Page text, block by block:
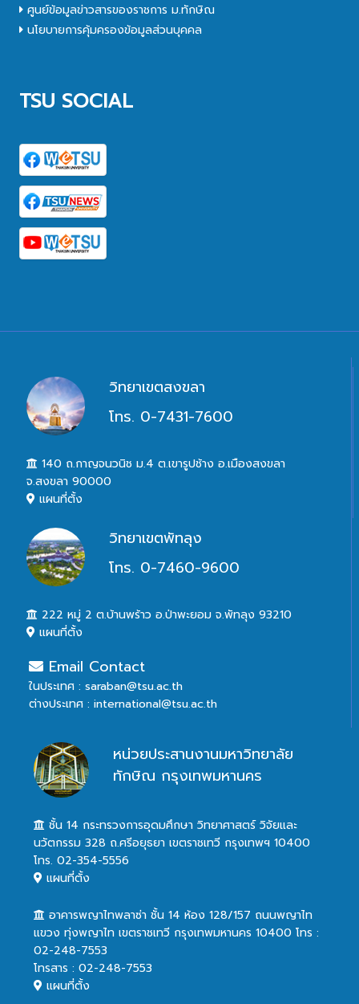
ศูนย์ข้อมูลข่าวสารของราชการ ม.ทักษิณ
นโยบายการคุ้มครองข้อมูลส่วนบุคคล
TSU SOCIAL
วิทยาเขตสงขลา
โทร. 0-7431-7600
140 ถ.กาญจนวนิช ม.4 ต.เขารูปช้าง อ.เมืองสงขลา
จ.สงขลา 90000
แผนที่ตั้ง
วิทยาเขตพัทลุง
โทร. 0-7460-9600
222 หมู่ 2 ต.บ้านพร้าว อ.ป่าพะยอม จ.พัทลุง 93210
แผนที่ตั้ง
Email Contact
ในประเทศ : saraban@tsu.ac.th
ต่างประเทศ : international@tsu.ac.th
หน่วยประสานงานมหาวิทยาลัย
ทักษิณ กรุงเทพมหานคร
ชั้น 14 กระทรวงการอุดมศึกษา วิทยาศาสตร์ วิจัยและ
นวัตกรรม 328 ถ.ศรีอยุธยา เขตราชเทวี กรุงเทพฯ 10400
โทร. 02-354-5556
แผนที่ตั้ง
อาคารพญาไทพลาซ่า ชั้น 14 ห้อง 128/157 ถนนพญาไท
แขวง ทุ่งพญาไท เขตราชเทวี กรุงเทพมหานคร 10400 โทร :
02-248-7553
โทรสาร : 02-248-7553
แผนที่ตั้ง